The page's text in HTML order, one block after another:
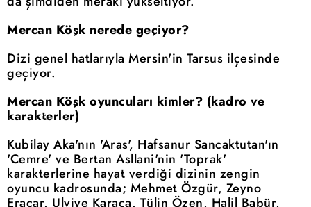
Mercan Köşk nerede geçiyor?
Dizi genel hatlarıyla Mersin'in Tarsus ilçesinde
geçiyor.
Mercan Köşk oyuncuları kimler? (kadro ve
karakterler)
Kubilay Aka'nın 'Aras', Hafsanur Sancaktutan'ın
'Cemre' ve Bertan Asllani'nin 'Toprak'
karakterlerine hayat verdiği dizinin zengin
oyuncu kadrosunda; Mehmet Özgür, Zeyno
Eracar, Ulviye Karaca, Tülin Özen, Halil Babür,